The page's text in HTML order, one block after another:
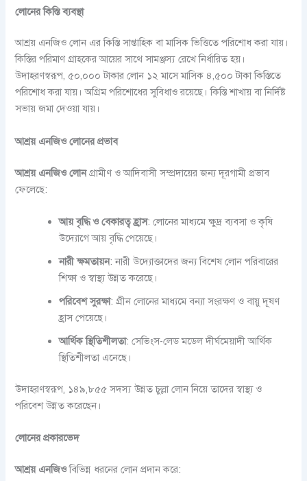
লোনের কিস্তি ব্যবস্থা
আশ্রয় এনজিও লোন এর কিস্তি সাপ্তাহিক বা মাসিক ভিত্তিতে পরিশোধ করা যায়।
কিস্তির পরিমাণ গ্রাহকের আয়ের সাথে সামঞ্জস্য রেখে নির্ধারিত হয়।
উদাহরণস্বরূপ, ৫০,০০০ টাকার লোন ১২ মাসে মাসিক ৪,৫০০ টাকা কিস্তিতে
পরিশোধ করা যায়। অগ্রিম পরিশোধের সুবিধাও রয়েছে। কিস্তি শাখায় বা নির্দিষ্ট
সভায় জমা দেওয়া যায়।
আশ্রয় এনজিও লোনের প্রভাব
আশ্রয় এনজিও লোনগ্রামীণ ও আদিবাসী সম্প্রদায়ের জন্য দূরগামী প্রভাব
ফেলেছে:
আয় বৃদ্ধি ও বেকারত্ব হ্রাস: লোনের মাধ্যমে ক্ষুদ্র ব্যবসা ও কৃষি
উদ্যোগে আয় বৃদ্ধি পেয়েছে।
নারী ক্ষমতায়ন: নারী উদ্যোক্তাদের জন্য বিশেষ লোন পরিবারের
শিক্ষা ও স্বাস্থ্য উন্নত করেছে।
পরিবেশ সুরক্ষা: গ্রীন লোনের মাধ্যমে বন্যা সংরক্ষণ ও বায়ু দূষণ
হ্রাস পেয়েছে।
আর্থিক স্থিতিশীলতা: সেভিংস-লেড মডেল দীর্ঘমেয়াদী আর্থিক
স্থিতিশীলতা এনেছে।
উদাহরণস্বরূপ, ১৪৯,৮৫৫ সদস্য উন্নত চুল্লা লোন নিয়ে তাদের স্বাস্থ্য ও
পরিবেশ উন্নত করেছেন।
লোনের প্রকারভেদ
আশ্রয় এনজিওবিভিন্ন ধরনের লোন প্রদান করে: